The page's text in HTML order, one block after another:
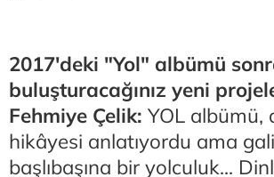
2017'deki "Yol" albümü
buluşturacağınız yeni
Fehmiye Çelik: YOL albümü,
hikâyesi anlatıyordu ama
başlıbaşına bir yolculuk...